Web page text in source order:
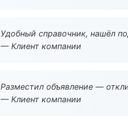
Удобный справочник, нашёл
— Клиент компании
Разместил объявление —
— Клиент компании